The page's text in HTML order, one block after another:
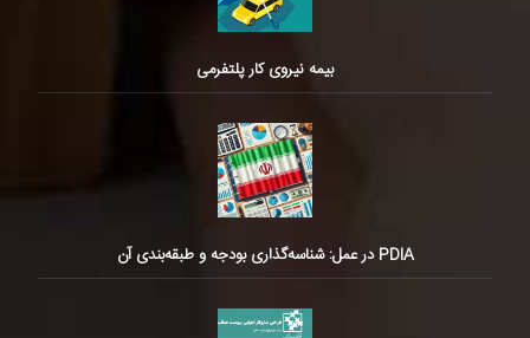
بیمه نیروی کار پلتفرمی
PDIA در عمل: شناسه‌گذاری بودجه و طبقه‌بندی آن